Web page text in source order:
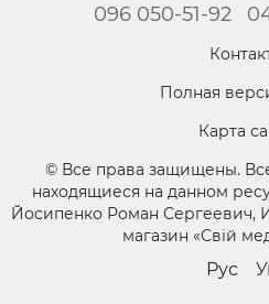
096 050-51-92
Полная
Карта
© Все права защищены.
находящиеся на данном
Йосипенко Роман Сергеевич,
магазин «Свій
Рус